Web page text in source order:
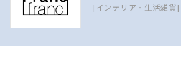
[インテリア・生活雑貨]